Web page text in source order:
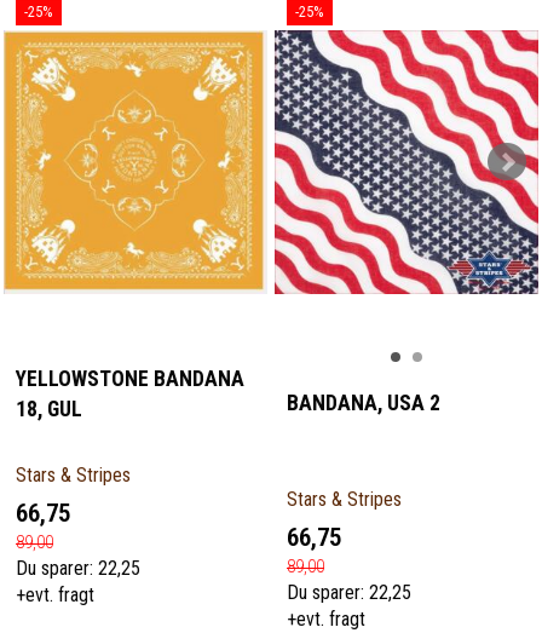
-25%
YELLOWSTONE BANDANA
18, GUL
Stars & Stripes
66,75
89,00
Du sparer: 22,25
+evt. fragt
-25%
BANDANA, USA 2
Stars & Stripes
66,75
89,00
Du sparer: 22,25
+evt. fragt